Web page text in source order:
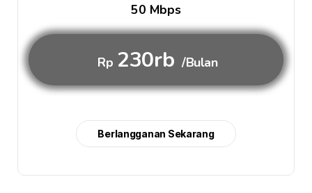
50 Mbps
Rp 230rb /Bulan
Berlangganan Sekarang